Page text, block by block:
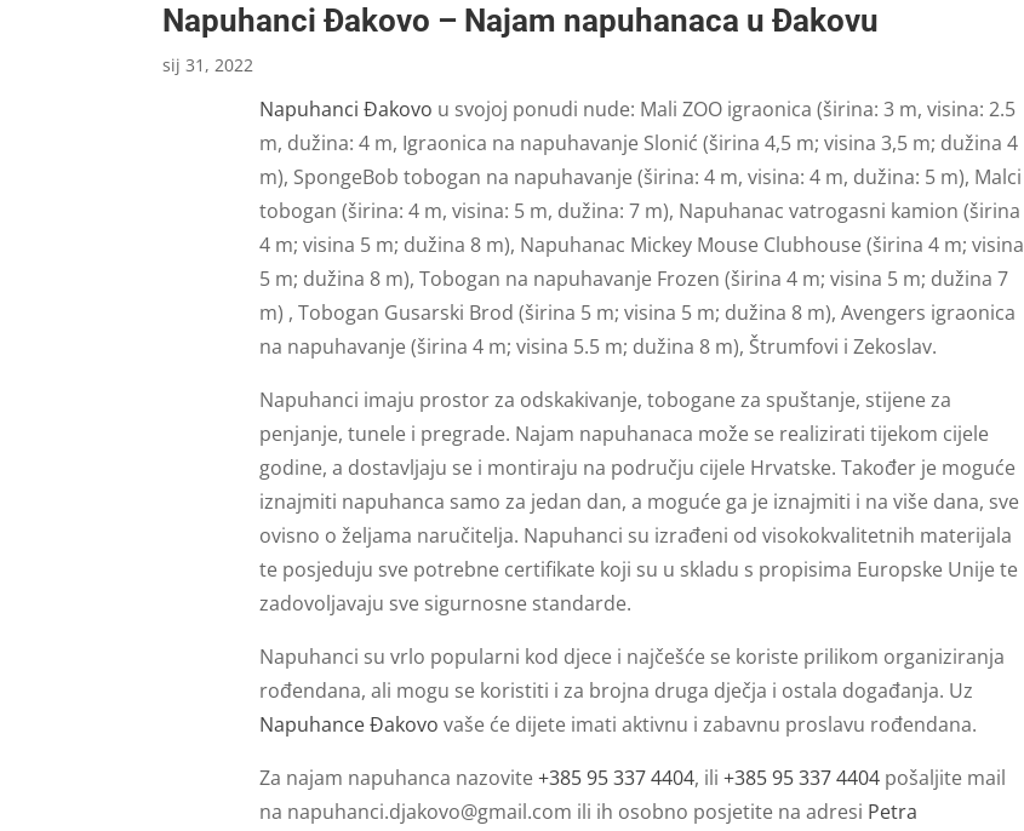
Napuhanci Đakovo – Najam napuhanaca u Đakovu
sij 31, 2022
Napuhanci Đakovo u svojoj ponudi nude: Mali ZOO igraonica (širina: 3 m, visina: 2.5
m, dužina: 4 m, Igraonica na napuhavanje Slonić (širina 4,5 m; visina 3,5 m; dužina 4
m), SpongeBob tobogan na napuhavanje (širina: 4 m, visina: 4 m, dužina: 5 m), Malci
tobogan (širina: 4 m, visina: 5 m, dužina: 7 m), Napuhanac vatrogasni kamion (širina
4 m; visina 5 m; dužina 8 m), Napuhanac Mickey Mouse Clubhouse (širina 4 m; visina
5 m; dužina 8 m), Tobogan na napuhavanje Frozen (širina 4 m; visina 5 m; dužina 7
m) , Tobogan Gusarski Brod (širina 5 m; visina 5 m; dužina 8 m), Avengers igraonica
na napuhavanje (širina 4 m; visina 5.5 m; dužina 8 m), Štrumfovi i Zekoslav.
Napuhanci imaju prostor za odskakivanje, tobogane za spuštanje, stijene za
penjanje, tunele i pregrade. Najam napuhanaca može se realizirati tijekom cijele
godine, a dostavljaju se i montiraju na području cijele Hrvatske. Također je moguće
iznajmiti napuhanca samo za jedan dan, a moguće ga je iznajmiti i na više dana, sve
ovisno o željama naručitelja. Napuhanci su izrađeni od visokokvalitetnih materijala
te posjeduju sve potrebne certifikate koji su u skladu s propisima Europske Unije te
zadovoljavaju sve sigurnosne standarde.
Napuhanci su vrlo popularni kod djece i najčešće se koriste prilikom organiziranja
rođendana, ali mogu se koristiti i za brojna druga dječja i ostala događanja. Uz
Napuhance Đakovo vaše će dijete imati aktivnu i zabavnu proslavu rođendana.
Za najam napuhanca nazovite+38595 337 4404, ili +385 95 337 4404pošaljite mail
na napuhanci.djakovo@gmail.com ili ih osobno posjetite na adresi Petra